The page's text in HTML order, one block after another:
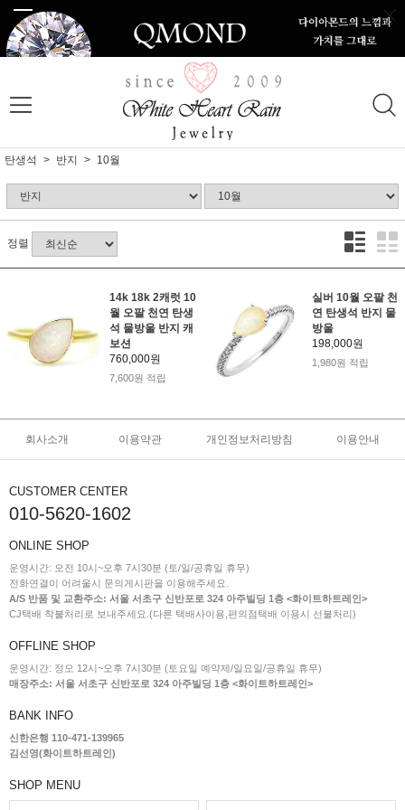
탄생석 반지 10월
정렬
14k 18k 2캐럿 10
월 오팔 천연 탄생
석 물방울 반지 캐
보션
760,000원
7,600원 적립
실버 10월 오팔 천
연 탄생석 반지 물
방울
198,000원
1,980원 적립
회사소개 이용약관 개인정보처리방침 이용안내
CUSTOMER CENTER
010-5620-1602
ONLINE SHOP
운영시간: 오전 10시~오후 7시30분 (토/일/공휴일 휴무)
전화연결이 어려울시 문의게시판을 이용해주세요.
A/S 반품 및 교환주소: 서울 서초구 신반포로 324 아주빌딩 1층 <화이트하트레인>
CJ택배 착불처리로 보내주세요.(다른 택배사이용,편의점택배 이용시 선불처리)
OFFLINE SHOP
운영시간: 정오 12시~오후 7시30분 (토요일 예약제/일요일/공휴일 휴무)
매장주소: 서울 서초구 신반포로 324 아주빌딩 1층 <화이트하트레인>
BANK INFO
신한은행 110-471-139965
김선영(화이트하트레인)
SHOP MENU